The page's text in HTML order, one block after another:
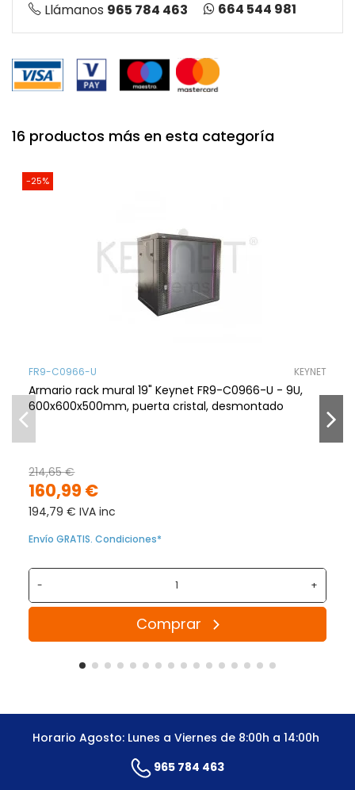
Llámanos 965 784 463 664 544 981
16 productos más en esta categoría
-25%
FR9-C0966-U KEYNET
Armario rack mural 19" Keynet FR9-C0966-U - 9U,
600x600x500mm, puerta cristal, desmontado
160,99 €
214,65 €
194,79 € IVA inc
Envío GRATIS. Condiciones*
- +
Comprar
Horario Agosto: Lunes a Viernes de 8:00h a 14:00h
965 784 463